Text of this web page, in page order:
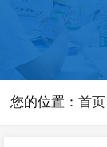
您的位置：首页